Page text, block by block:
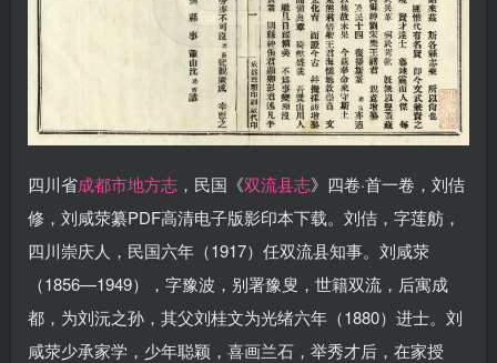
四川省成都市地方志 ，民国《双流县志》四卷·首一卷，刘佶
修，刘咸荥纂PDF高清电子版影印本下载。刘佶，字莲舫，
四川崇庆人，民国六年（1917）任双流县知事。刘咸荥
（1856—1949），字豫波，别署豫叟，世籍双流，后寓成
都，为刘沅之孙，其父刘桂文为光绪六年（1880）进士。刘
咸荥少承家学，少年聪颖，喜画兰石，举秀才后，在家授